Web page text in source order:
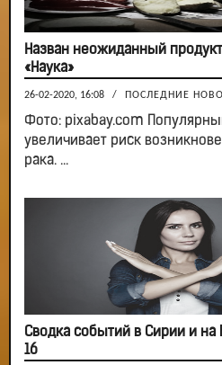
Назван неожиданный
«Наука»
26-02-2020, 16:08 / ПОСЛЕДНИЕ
Фото: pixabay.com
увеличивает риск
рака. ...
Сводка событий в Сирии и
16